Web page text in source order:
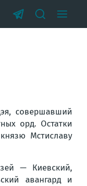
совершавший
орд. Остатки
Мстиславу
— Киевский,
авангард и